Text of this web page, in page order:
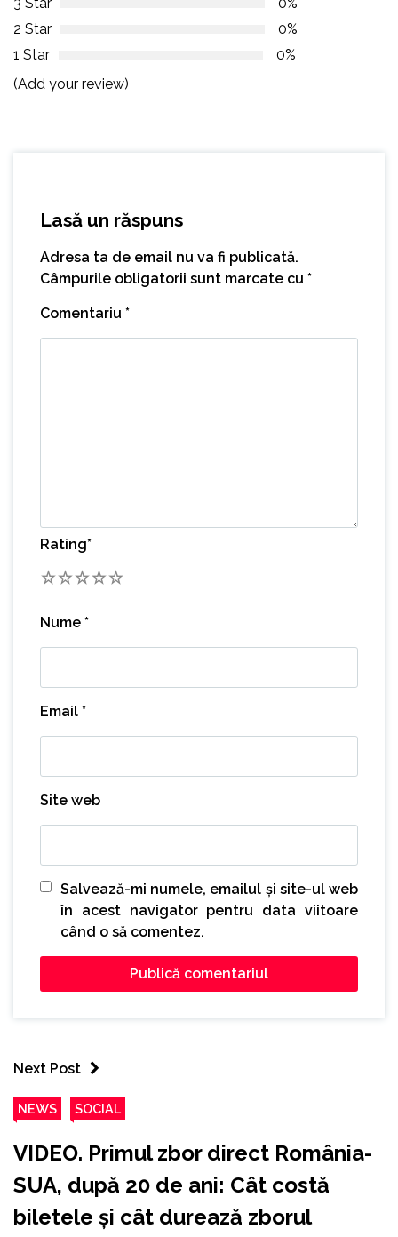
2 Star
0%
1 Star
0%
(Add your review)
Lasă un răspuns
Adresa ta de email nu va fi publicată.
Câmpurile obligatorii sunt marcate cu *
Comentariu *
Rating*
5
4
3
2
Nume *
Email *
Site web
Salvează-mi numele, emailul și site-ul web
în acest navigator pentru data viitoare
când o să comentez.
Next Post
NEWS SOCIAL
VIDEO. Primul zbor direct România-
SUA, după 20 de ani: Cât costă
biletele și cât durează zborul